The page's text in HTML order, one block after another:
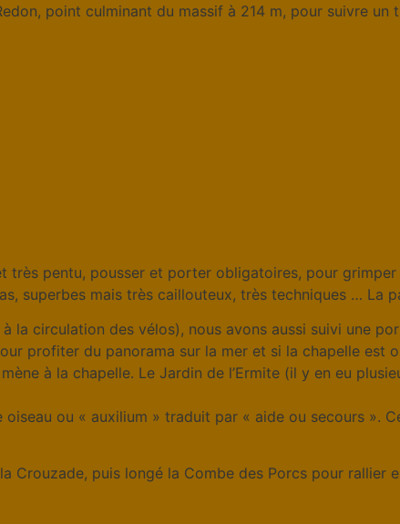
point culminant du massif à 214 m, pour suivre
très pentu, pousser et porter obligatoires, pour
superbes mais très caillouteux, très techniques … La
la circulation des vélos), nous avons aussi suivi une
profiter du panorama sur la mer et si la chapelle est
à la chapelle. Le Jardin de l’Ermite (il y en eu
ou « auxilium » traduit par « aide ou secours ».
Crouzade, puis longé la Combe des Porcs pour